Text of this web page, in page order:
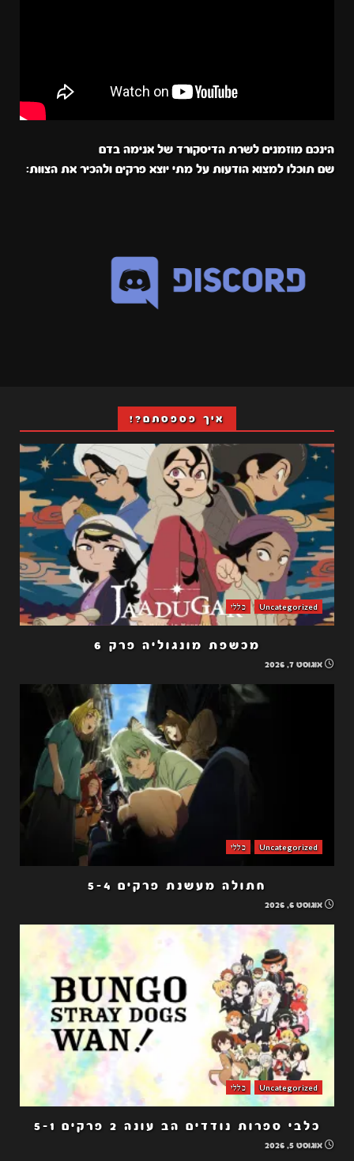
הינכם מוזמנים לשרת הדיסקורד של אנימה בדם
שם תוכלו למצוא הודעות על מתי יוצא פרקים ולהכיר את הצוות:
איך פספסתם?!
Uncategorized כללי
מכשפת מונגוליה פרק 6
אוגוסט 7, 2026
Uncategorized כללי
חתולה מעשנת פרקים 5-4
אוגוסט 6, 2026
Uncategorized כללי
כלבי ספרות נודדים הב עונה 2 פרקים 5-1
אוגוסט 5, 2026